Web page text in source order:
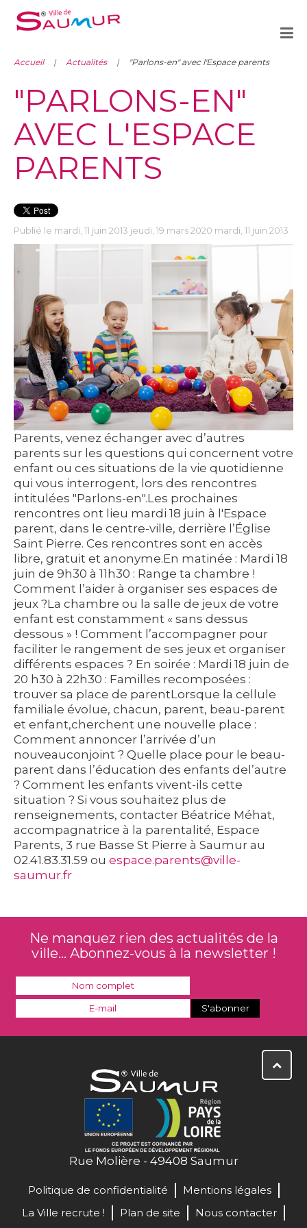
Accueil Actualités "Parlons-en" avec l'Espace parents
"PARLONS-EN"
AVEC L'ESPACE
PARENTS
Publié le mardi, 11 juin 2013 jeudi, 19 mars 2020 mardi, 11 juin 2013
Parents, venez échanger avec d’autres
parents sur les questions qui concernent votre
enfant ou ces situations de la vie quotidienne
qui vous interrogent, lors des rencontres
intitulées "Parlons-en".Les prochaines
rencontres ont lieu mardi 18 juin à l'Espace
parent, dans le centre-ville, derrière l’Église
Saint Pierre. Ces rencontres sont en accès
libre, gratuit et anonyme.En matinée : Mardi 18
juin de 9h30 à 11h30 : Range ta chambre !
Comment l’aider à organiser ses espaces de
jeux ?La chambre ou la salle de jeux de votre
enfant est constamment « sans dessus
dessous » ! Comment l’accompagner pour
faciliter le rangement de ses jeux et organiser
différents espaces ? En soirée : Mardi 18 juin de
20 h30 à 22h30 : Familles recomposées :
trouver sa place de parentLorsque la cellule
familiale évolue, chacun, parent, beau-parent
et enfant,cherchent une nouvelle place :
Comment annoncer l’arrivée d’un
nouveauconjoint ? Quelle place pour le beau-
parent dans l’éducation des enfants del’autre
? Comment les enfants vivent-ils cette
situation ? Si vous souhaitez plus de
renseignements, contacter Béatrice Méhat,
accompagnatrice à la parentalité, Espace
Parents, 3 rue Basse St Pierre à Saumur au
02.41.83.31.59 ou espace.parents@ville-
saumur.fr
Ne manquez rien des actualités de la
ville... Abonnez-vous à la newsletter !
Rue Molière - 49408 Saumur
Politique de confidentialité
Mentions légales
La Ville recrute !
Plan de site Nous contacter